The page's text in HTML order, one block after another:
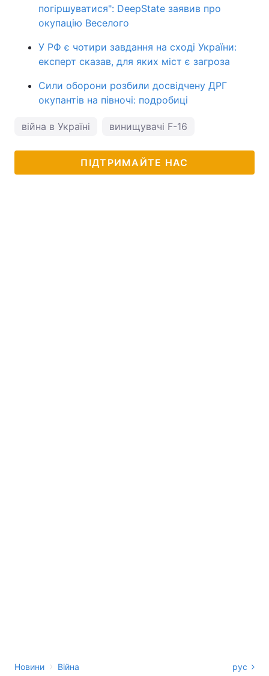
погіршуватися": DeepState заявив про
окупацію Веселого
У РФ є чотири завдання на сході України:
експерт сказав, для яких міст є загроза
Сили оборони розбили досвідчену ДРГ
окупантів на півночі: подробиці
війна в Україні винищувачі F-16
ПІДТРИМАЙТЕ НАС
Новини › Війна рус